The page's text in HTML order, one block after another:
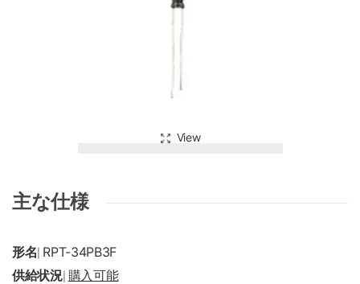
View
主な仕様
形名 RPT-34PB3F
供給状況| 購入可能